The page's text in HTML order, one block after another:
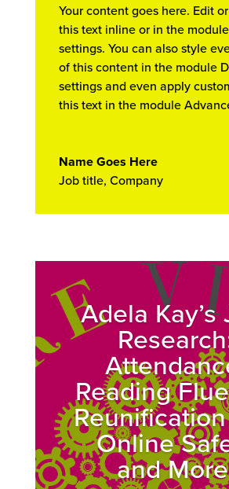
Your content goes here. Edit
this text inline or in the
settings. You can also style
of this content in the module
settings and even apply
this text in the module
Name Goes Here
Job title, Company
Adela Kay’s
Reading
Online
and